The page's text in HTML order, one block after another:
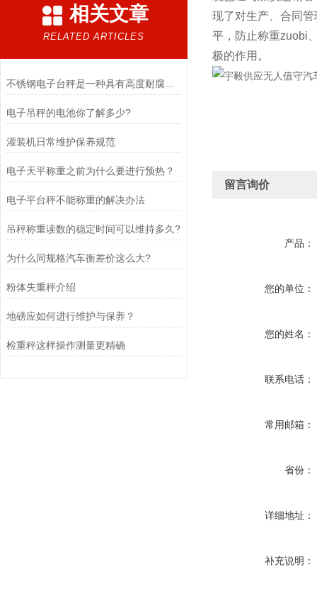
相关文章
RELATED ARTICLES
不锈钢电子台秤是一种具有高度耐腐蚀性和精确称重能力的设备
电子吊秤的电池你了解多少?
灌装机日常维护保养规范
电子天平称重之前为什么要进行预热？
电子平台秤不能称重的解决办法
吊秤称重读数的稳定时间可以维持多久?
为什么同规格汽车衡差价这么大?
粉体失重秤介绍
地磅应如何进行维护与保养？
检重秤这样操作测量更精确
现了对生产、合同
平，防止称重zuobi
极的作用。
留言询价
产品：
您的单位：
您的姓名：
联系电话：
常用邮箱：
省份：
详细地址：
补充说明：